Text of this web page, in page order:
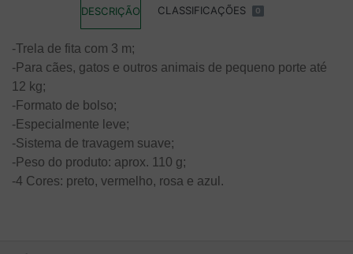
DESCRIÇÃO CLASSIFICAÇÕES 0
-Trela de fita com 3 m;
-Para cães, gatos e outros animais de pequeno porte até
12 kg;
-Formato de bolso;
-Especialmente leve;
-Sistema de travagem suave;
-Peso do produto: aprox. 110 g;
-4 Cores: preto, vermelho, rosa e azul.